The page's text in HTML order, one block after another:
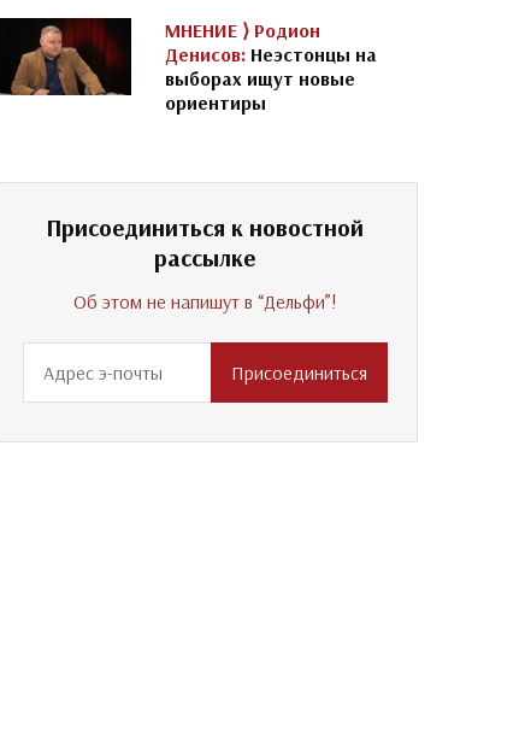
МНЕНИЕ ⟩ Родион
Денисов: Неэстонцы на
выборах ищут новые
ориентиры
Присоединиться к новостной
рассылке
Об этом не напишут в “Дельфи”!
Присоединиться